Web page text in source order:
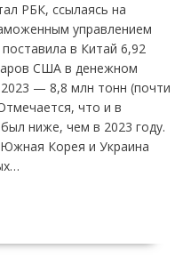
РБК, ссылаясь на
управлением
в Китай 6,92
США в денежном
— 8,8 млн тонн (почти
что и в
ниже, чем в 2023 году.
Корея и Украина